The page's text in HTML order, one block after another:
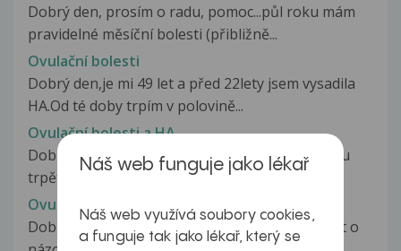
Dobrý den, prosím o radu, pomoc...půl roku mám
pravidelné měsíční bolesti (přibližně...
Ovulační bolesti
Dobrý den,je mi 49 let a před 22lety jsem vysadila
HA.Od té doby trpím v polovině...
Ovulační bolesti a HA
Dobrý den, ráda bych se Vás zeptala, jestli můžu
trpět ovulačními bolestmi...
Ovulační bolesti břicha
Dobrý den pane doktore, chci Vás moc poprosit o
Náš web funguje jako lékař
Náš web využívá soubory cookies,
a funguje tak jako lékař, který se